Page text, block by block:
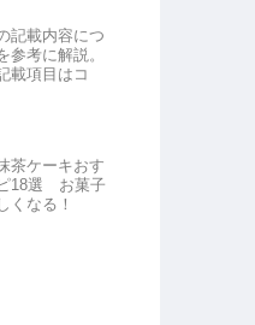
記載内容につ
参考に解説。
載項目はコ
茶ケーキおす
18選 お菓子
くなる！